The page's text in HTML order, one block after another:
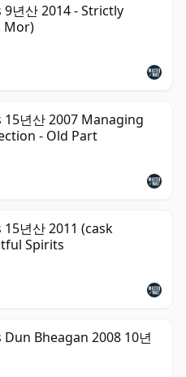
년산 2014 - Strictly
Mor)
년산 2007 Managing
- Old Part
년산 2011 (cask
Spirits
Bheagan 2008 10년